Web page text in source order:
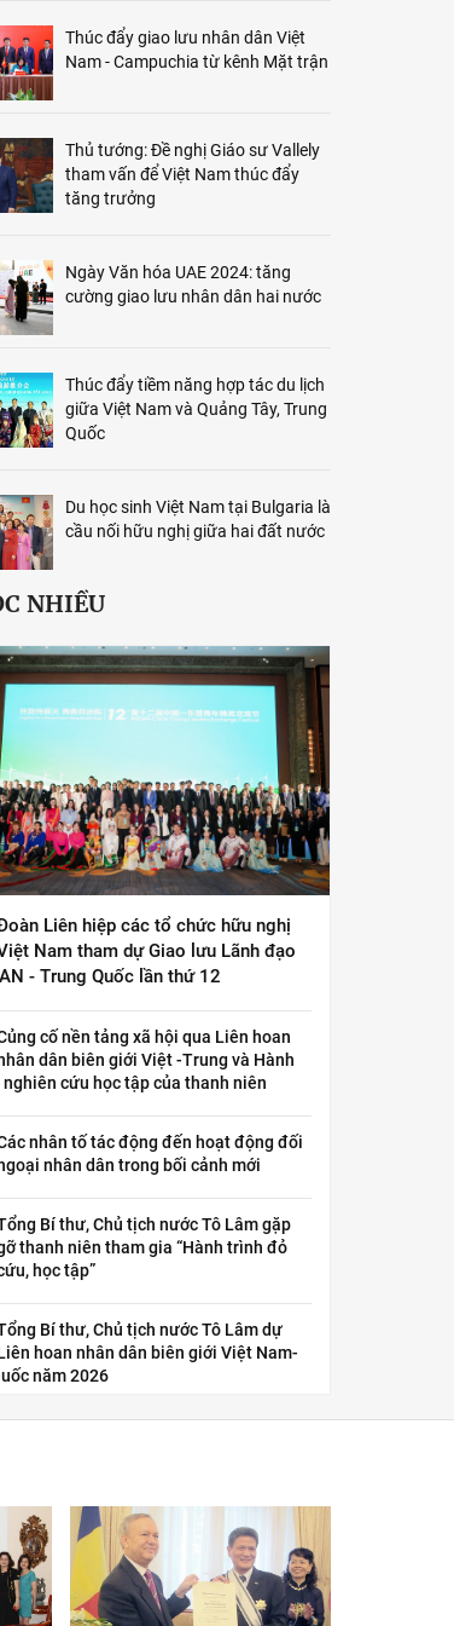
Thúc đẩy giao lưu nhân dân Việt
Nam - Campuchia từ kênh Mặt trận
Thủ tướng: Đề nghị Giáo sư Vallely
tham vấn để Việt Nam thúc đẩy
tăng trưởng
Ngày Văn hóa UAE 2024: tăng
cường giao lưu nhân dân hai nước
Thúc đẩy tiềm năng hợp tác du lịch
giữa Việt Nam và Quảng Tây, Trung
Quốc
Du học sinh Việt Nam tại Bulgaria là
cầu nối hữu nghị giữa hai đất nước
NHIỀU
Liên hiệp các tổ chức hữu nghị
Nam tham dự Giao lưu Lãnh đạo
- Trung Quốc lần thứ 12
cố nền tảng xã hội qua Liên hoan
dân biên giới Việt -Trung và Hành
cứu học tập của thanh niên
nhân tố tác động đến hoạt động đối
nhân dân trong bối cảnh mới
Bí thư, Chủ tịch nước Tô Lâm gặp
thanh niên tham gia “Hành trình đỏ
học tập”
Bí thư, Chủ tịch nước Tô Lâm dự
hoan nhân dân biên giới Việt Nam-
năm 2026